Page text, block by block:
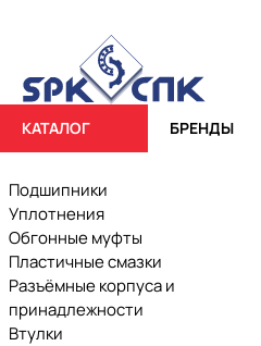
КАТАЛОГ БРЕНДЫ
Подшипники
Уплотнения
Обгонные муфты
Пластичные смазки
Разъёмные корпуса и
принадлежности
Втулки